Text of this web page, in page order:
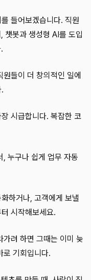
들어보겠습니다. 직원
챗봇과 생성형 AI를 도입
들이 더 창의적인 일에
시급합니다. 복잡한 코
, 누구나 쉽게 업무 자동
하거나, 고객에게 보낼
시작해보세요.
가려 하면 그때는 이미 늦
로 기회입니다.